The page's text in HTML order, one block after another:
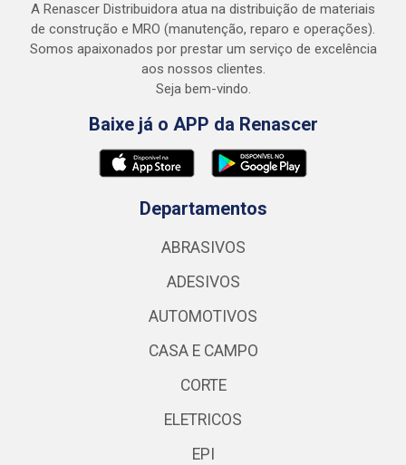
A Renascer Distribuidora atua na distribuição de materiais
de construção e MRO (manutenção, reparo e operações).
Somos apaixonados por prestar um serviço de excelência
aos nossos clientes.
Seja bem-vindo.
Baixe já o APP da Renascer
Departamentos
ABRASIVOS
ADESIVOS
AUTOMOTIVOS
CASA E CAMPO
CORTE
ELETRICOS
EPI